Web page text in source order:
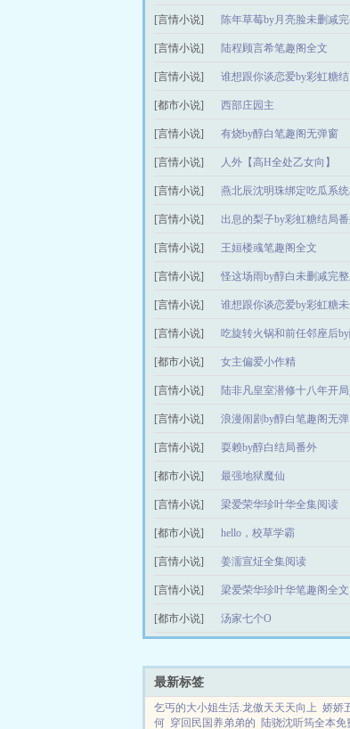
[言情小说] 陈年草莓by月亮脸未删减
版
[言情小说] 陆程顾言希笔趣阁全文
[言情小说] 谁想跟你谈恋爱by彩虹糖
番外
[都市小说] 西部庄园主
[言情小说] 有烧by醇白笔趣阁无弹窗
[言情小说] 人外【高H全处乙女向】
[言情小说] 燕北辰沈明珠绑定吃瓜系
皇宫玩转权谋人
[言情小说] 出息的梨子by彩虹糖结局
[言情小说] 王姮楼彧笔趣阁全文
[言情小说] 怪这场雨by醇白未删减完
[言情小说] 谁想跟你谈恋爱by彩虹糖未
减完整版
[言情小说] 吃旋转火锅和前任邻座后
白未删减完整版
[都市小说] 女主偏爱小作精
[言情小说] 陆非凡皇室潜修十八年开局
间红尘
[言情小说] 浪漫闹剧by醇白笔趣阁无
[言情小说] 耍赖by醇白结局番外
[都市小说] 最强地狱魔仙
[言情小说] 梁爱荣华珍叶华全集阅读
[都市小说] hello，校草学霸
[言情小说] 姜濡宣炡全集阅读
[言情小说] 梁爱荣华珍叶华笔趣阁全文
[都市小说] 汤家七个O
最新标签
乞丐的大小姐生活.龙傲天天天向上 娇娇
何 穿回民国养弟弟的 陆骁沈听筠全本免